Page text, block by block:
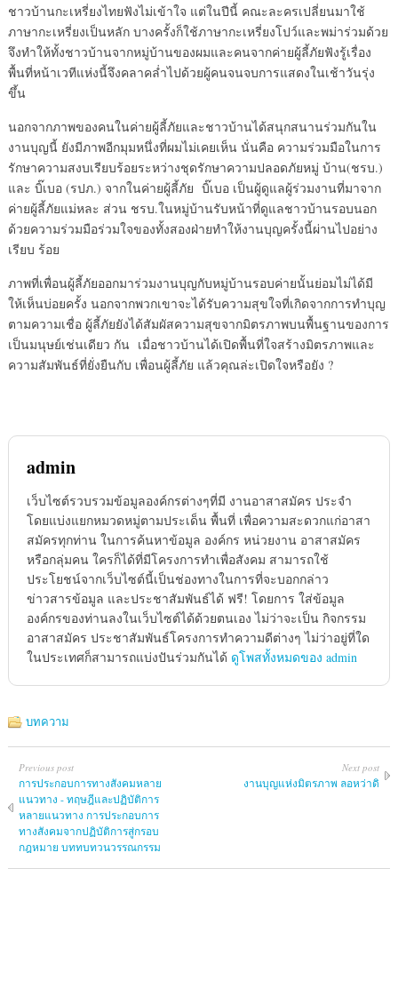
ชาวบ้านกะเหรี่ยงไทยฟังไม่เข้าใจ แต่ในปีนี้ คณะละครเปลี่ยนมาใช้
ภาษากะเหรี่ยงเป็นหลัก บางครั้งก็ใช้ภาษากะเหรี่ยงโปว์และพม่าร่วมด้วย
จึงทำให้ทั้งชาวบ้านจากหมู่บ้านของผมและคนจากค่ายผู้ลี้ภัยฟังรู้เรื่อง
พื้นที่หน้าเวทีแห่งนี้จึงคลาคล่ำไปด้วยผู้คนจนจบการแสดงในเช้าวันรุ่ง
ขึ้น
นอกจากภาพของคนในค่ายผู้ลี้ภัยและชาวบ้านได้สนุกสนานร่วมกันใน
งานบุญนี้ ยังมีภาพอีกมุมหนึ่งที่ผมไม่เคยเห็น นั่นคือ ความร่วมมือในการ
รักษาความสงบเรียบร้อยระหว่างชุดรักษาความปลอดภัยหมู่ บ้าน(ชรบ.)
และ บิ๊เบอ (รปภ.) จากในค่ายผู้ลี้ภัย บิ๊เบอ เป็นผู้ดูแลผู้ร่วมงานที่มาจาก
ค่ายผู้ลี้ภัยแม่หละ ส่วน ชรบ.ในหมู่บ้านรับหน้าที่ดูแลชาวบ้านรอบนอก
ด้วยความร่วมมือร่วมใจของทั้งสองฝ่ายทำให้งานบุญครั้งนี้ผ่านไปอย่าง
เรียบ ร้อย
ภาพที่เพื่อนผู้ลี้ภัยออกมาร่วมงานบุญกับหมู่บ้านรอบค่ายนั้นย่อมไม่ได้มี
ให้เห็นบ่อยครั้ง นอกจากพวกเขาจะได้รับความสุขใจที่เกิดจากการทำบุญ
ตามความเชื่อ ผู้ลี้ภัยยังได้สัมผัสความสุขจากมิตรภาพบนพื้นฐานของการ
เป็นมนุษย์เช่นเดียว กัน เมื่อชาวบ้านได้เปิดพื้นที่ใจสร้างมิตรภาพและ
ความสัมพันธ์ที่ยั่งยืนกับ เพื่อนผู้ลี้ภัย แล้วคุณล่ะเปิดใจหรือยัง ?
admin
เว็บไซต์รวบรวมข้อมูลองค์กรต่างๆที่มี งานอาสาสมัคร ประจำ
โดยแบ่งแยกหมวดหมู่ตามประเด็น พื้นที่ เพื่อความสะดวกแก่อาสา
สมัครทุกท่าน ในการค้นหาข้อมูล องค์กร หน่วยงาน อาสาสมัคร
หรือกลุ่มคน ใครก็ได้ที่มีโครงการทำเพื่อสังคม สามารถใช้
ประโยชน์จากเว็บไซต์นี้เป็นช่องทางในการที่จะบอกกล่าว
ข่าวสารข้อมูล และประชาสัมพันธ์ได้ ฟรี! โดยการ ใส่ข้อมูล
องค์กรของท่านลงในเว็บไซต์ได้ด้วยตนเอง ไม่ว่าจะเป็น กิจกรรม
อาสาสมัคร ประชาสัมพันธ์โครงการทำความดีต่างๆ ไม่ว่าอยู่ที่ใด
ในประเทศก็สามารถแบ่งปันร่วมกันได้ ดูโพสทั้งหมดของ admin
บทความ
Previous post
การประกอบการทางสังคมหลาย
แนวทาง - ทฤษฎีและปฏิบัติการ
หลายแนวทาง การประกอบการ
ทางสังคมจากปฏิบัติการสู่กรอบ
กฎหมาย บททบทวนวรรณกรรม
Next post
งานบุญแห่งมิตรภาพ ลอหว่าดิ